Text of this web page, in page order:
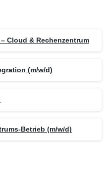
Cloud & Rechenzentrum
(m/w/d)
Betrieb (m/w/d)